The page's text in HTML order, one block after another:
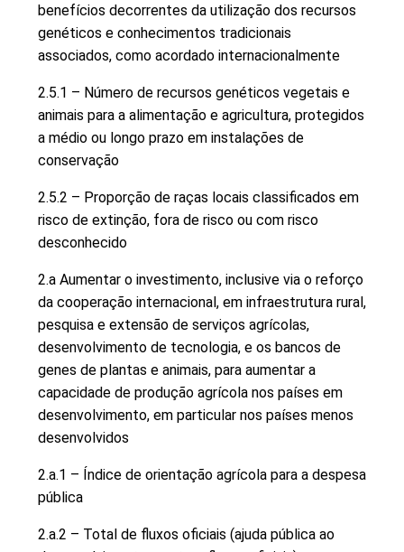
benefícios decorrentes da utilização dos recursos
genéticos e conhecimentos tradicionais
associados, como acordado internacionalmente
2.5.1 – Número de recursos genéticos vegetais e
animais para a alimentação e agricultura, protegidos
a médio ou longo prazo em instalações de
conservação
2.5.2 – Proporção de raças locais classificados em
risco de extinção, fora de risco ou com risco
desconhecido
2.a Aumentar o investimento, inclusive via o reforço
da cooperação internacional, em infraestrutura rural,
pesquisa e extensão de serviços agrícolas,
desenvolvimento de tecnologia, e os bancos de
genes de plantas e animais, para aumentar a
capacidade de produção agrícola nos países em
desenvolvimento, em particular nos países menos
desenvolvidos
2.a.1 – Índice de orientação agrícola para a despesa
pública
2.a.2 – Total de fluxos oficiais (ajuda pública ao